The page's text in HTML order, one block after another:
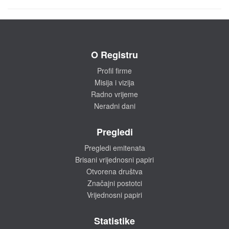
O Registru
Profil firme
Misija i vizija
Radno vrijeme
Neradni dani
Pregledi
Pregledi emitenata
Brisani vrijednosni papiri
Otvorena društva
Značajni postotci
Vrijednosni papiri
Statistike